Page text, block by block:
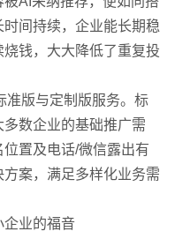
间持续，企业能长期稳
钱，大大降低了重复投
版与定制版服务。标
数企业的基础推广需
置及电话/微信露出有
案，满足多样化业务需
业的福音